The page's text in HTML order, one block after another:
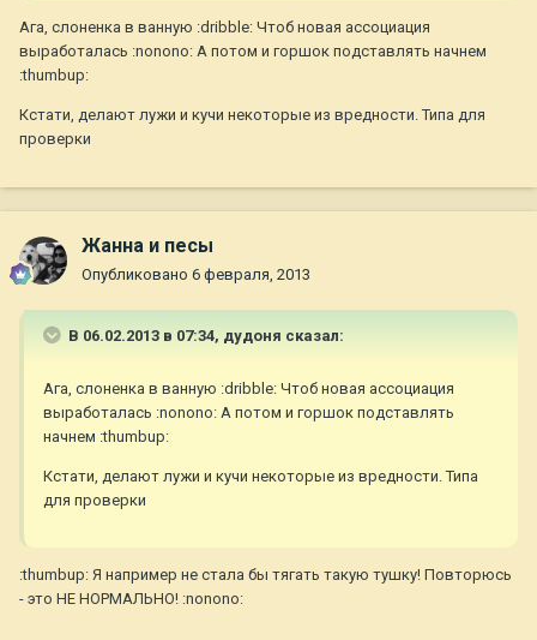
Ага, слоненка в ванную :dribble: Чтоб новая ассоциация
выработалась :nonono: А потом и горшок подставлять начнем
:thumbup:
Кстати, делают лужи и кучи некоторые из вредности. Типа для
проверки
Жанна и песы
Опубликовано 6 февраля, 2013
В 06.02.2013 в 07:34, дудоня сказал:
Ага, слоненка в ванную :dribble: Чтоб новая ассоциация
выработалась :nonono: А потом и горшок подставлять
начнем :thumbup:
Кстати, делают лужи и кучи некоторые из вредности. Типа
для проверки
:thumbup: Я например не стала бы тягать такую тушку! Повторюсь
- это НЕ НОРМАЛЬНО! :nonono: